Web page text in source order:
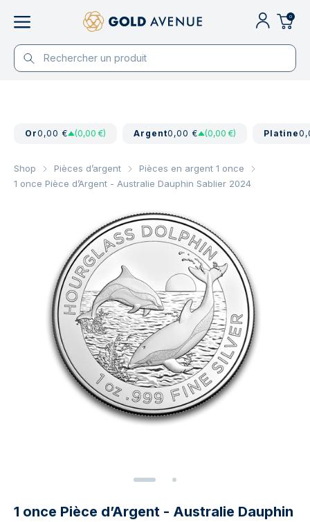
0
Or0,00 € (0,00 €) Argent0,00 € (0,00 €) Platine
Shop Pièces d’argent
Pièces en argent 1 once
1 once Pièce d’Argent - Australie Dauphin Sablier 2024
1 once Pièce d’Argent - Australie Dauphin